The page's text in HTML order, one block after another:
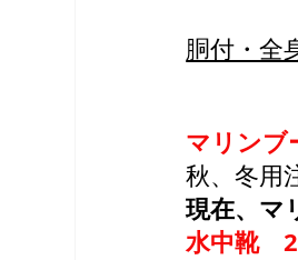
胴付・全
マリンブ
秋、冬用
現在、マ
水中靴　